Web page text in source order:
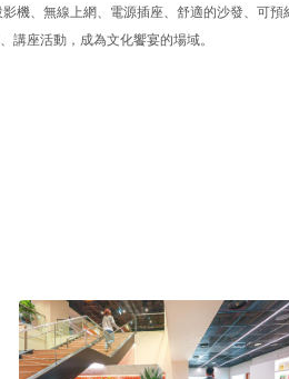
機、無線上網、電源插座、舒適的沙發、可
講座活動，成為文化饗宴的場域。